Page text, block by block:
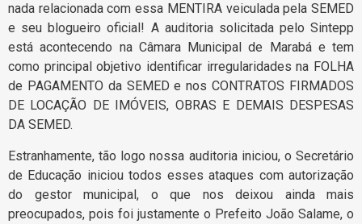
nada relacionada com essa MENTIRA veiculada pela SEMED
e seu blogueiro oficial! A auditoria solicitada pelo Sintepp
está acontecendo na Câmara Municipal de Marabá e tem
como principal objetivo identificar irregularidades na FOLHA
de PAGAMENTO da SEMED e nos CONTRATOS FIRMADOS
DE LOCAÇÃO DE IMÓVEIS, OBRAS E DEMAIS DESPESAS
DA SEMED.
Estranhamente, tão logo nossa auditoria iniciou, o Secretário
de Educação iniciou todos esses ataques com autorização
do gestor municipal, o que nos deixou ainda mais
preocupados, pois foi justamente o Prefeito João Salame, o